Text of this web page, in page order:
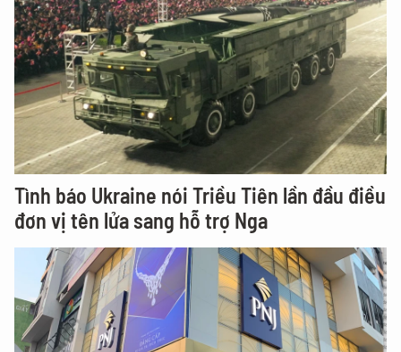
Tình báo Ukraine nói Triều Tiên lần đầu điều
đơn vị tên lửa sang hỗ trợ Nga